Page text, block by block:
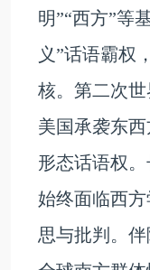
明”“西方”等
义”话语霸权
核。第二次世
美国承袭东
形态话语权
始终面临西
思与批判。伴